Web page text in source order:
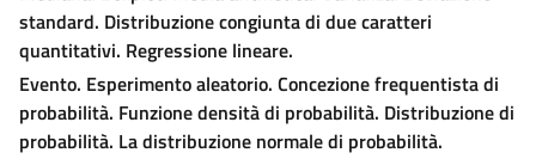
standard. Distribuzione congiunta di due caratteri
quantitativi. Regressione lineare.
Evento. Esperimento aleatorio. Concezione frequentista di
probabilità. Funzione densità di probabilità. Distribuzione di
probabilità. La distribuzione normale di probabilità.